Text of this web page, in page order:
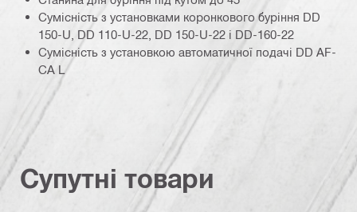
Сумісність з установками коронкового буріння DD
150-U, DD 110-U-22, DD 150-U-22 і DD-160-22
Сумісність з установкою автоматичної подачі DD AF-
CA L
Супутні товари